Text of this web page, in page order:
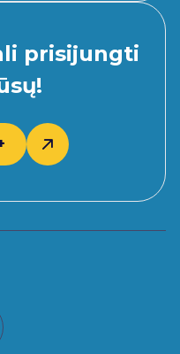
prisijungti